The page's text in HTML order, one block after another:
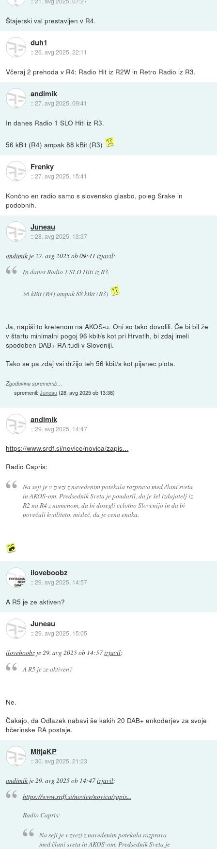
Štajerski val prestavljen v R4.
duh1
::26. avg 2025, 22:11
Včeraj 2 prehoda v R4: Radio Hit iz R2W in Retro Radio iz R3.
andimik
::27. avg 2025, 09:41
In danes Radio 1 SLO Hiti iz R3.
56 kBit (R4) ampak 88 kBit (R3)
Frenky
::27. avg 2025, 15:41
Končno en radio samo s slovensko glasbo, poleg Srake in
podobnih.
Juneau
::28. avg 2025, 13:37
andimik je27. avg 2025 ob 09:41 izjavil:
In danes Radio 1 SLO Hiti iz R3.
56 kBit (R4) ampak 88 kBit (R3)
Ja, napiši to kretenom na AKOS-u. Oni so tako dovolili. Če bi bil že
v štartu minimalni pogoj 96 kbit/s kot pri Hrvatih, bi zdaj imeli
spodoben DAB+ RA tudi v Sloveniji.
Tako se pa zdaj vsi držijo teh 56 kbit/s kot pijanec plota.
Zgodovina sprememb…
spremenil:Juneau(28. avg 2025 ob 13:38)
andimik
::29. avg 2025, 14:47
https://www.srdf.si/novice/novica/zapis...
Radio Capris:
Na seji je v zvezi z navedenim potekala razprava med člani sveta
in AKOS-om. Predsednik Sveta je poudaril, da je šel izdajatelj iz
R2 na R4 z namenom, da bi dosegli celotno Slovenijo in da bi
povečali kvaliteto, misleč, da je cena enaka.
iloveboobz
::29. avg 2025, 14:57
A R5 je ze aktiven?
Juneau
::29. avg 2025, 15:05
iloveboobz je29. avg 2025 ob 14:57izjavil:
A R5 je ze aktiven?
Ne.
Čakajo, da Odlazek nabavi še kakih 20 DAB+ enkoderjev za svoje
hčerinske RA postaje.
MitjaKP
::30. avg 2025, 21:23
andimik je 29. avg 2025 ob 14:47izjavil:
https://www.srdf.si/novice/novica/zapis...
Radio Capris:
Na seji je v zvezi z navedenim potekala razprava
med člani sveta in AKOS-om. Predsednik Sveta je